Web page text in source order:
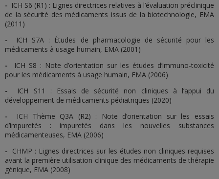
- ICH S6 (R1) : Lignes directrices relatives à l’évaluation préclinique
de la sécurité des médicaments issus de la biotechnologie, EMA
(2011)
- ICH S7A : Études de pharmacologie de sécurité pour les
médicaments à usage humain, EMA (2001)
-
ICH S8 : Note d’orientation sur les études d’immuno-toxicité
pour les médicaments à usage humain, EMA (2006)
- ICH S11 : Essais de sécurité non cliniques à l’appui du
développement de médicaments pédiatriques (2020)
-
ICH Thème Q3A (R2) : Note d’orientation sur les essais
d’impuretés : impuretés dans les nouvelles substances
médicamenteuses, EMA (2006)
- CHMP : Lignes directrices sur les études non cliniques requises
avant la première utilisation clinique des médicaments de thérapie
génique, EMA (2008)